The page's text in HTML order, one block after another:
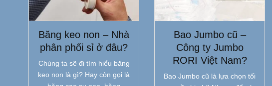
Băng keo non – Nhà
phân phối sỉ ở đâu?
Chúng ta sẽ đi tìm hiểu băng
keo non là gì? Hay còn gọi là
Bao Jumbo cũ –
Công ty Jumbo
RORI Việt Nam?
Bao Jumbo cũ là lựa chọn tối